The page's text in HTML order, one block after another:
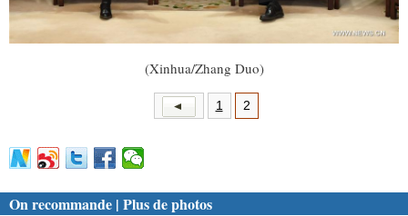
(Xinhua/Zhang Duo)
1 2
On recommande | Plus de photos